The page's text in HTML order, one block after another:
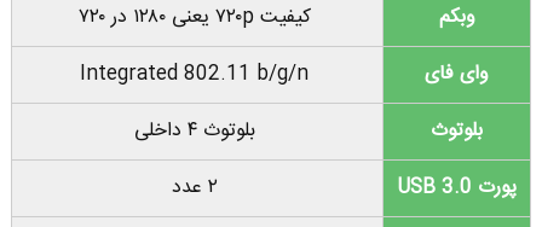
وبکم
کیفیت ۷۲۰p یعنی ۱۲۸۰ در ۷۲۰
وای فای
802.11 b/g/n
بلوتوث
بلوتوث ۴ داخلی
پورت USB 3.0